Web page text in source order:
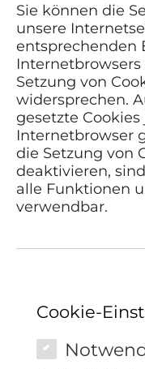
Sie können die
unsere
entsprechenden
Setzung von
widersprechen.
gesetzte
Internetbrowser
die Setzung von
deaktivieren,
alle Funktionen
verwendbar.
Cookie-